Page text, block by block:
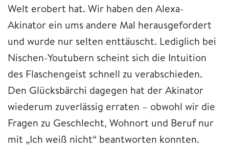
Welt erobert hat. Wir haben den Alexa-
Akinator ein ums andere Mal herausgefordert
und wurde nur selten enttäuscht. Lediglich bei
Nischen-Youtubern scheint sich die Intuition
des Flaschengeist schnell zu verabschieden.
Den Glücksbärchi dagegen hat der Akinator
wiederum zuverlässig erraten – obwohl wir die
Fragen zu Geschlecht, Wohnort und Beruf nur
mit „Ich weiß nicht“ beantworten konnten.